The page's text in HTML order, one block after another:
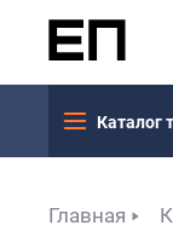
Каталог
Главная